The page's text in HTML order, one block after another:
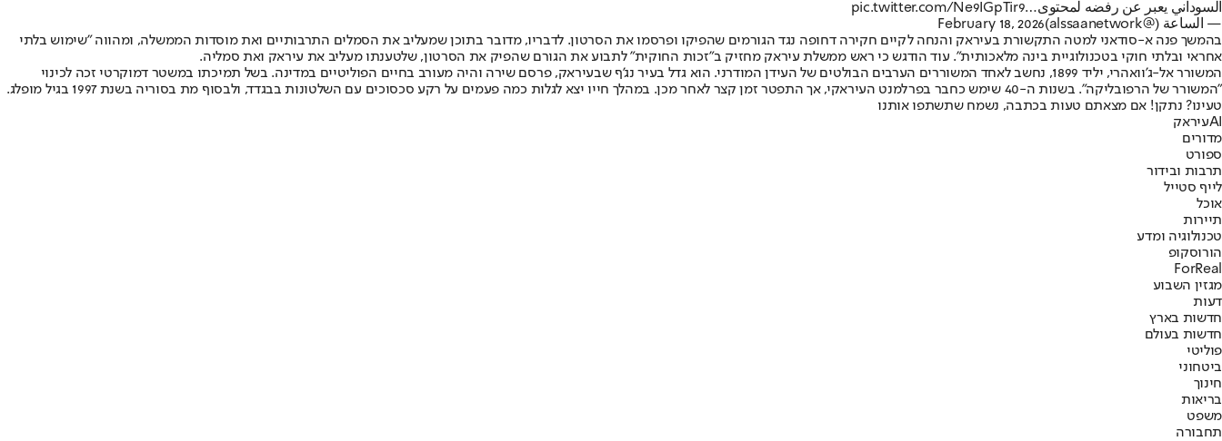
السوداني يعبر عن رفضه لمحتوى…pic.twitter.com/Ne9IGpTir9
— الساعة (@alssaanetwork)
February 18, 2026
בהמשך פנה א-סודאני למטה התקשורת בעיראק והנחה לקיים חקירה דחופה נגד הגורמים שהפיקו ופרסמו את הסרטון. לדבריו, מדובר בתוכן שמעליב את הסמלים התרבותיים ואת מוסדות הממשלה, ומהווה "שימוש בלתי
אחראי ובלתי חוקי בטכנולוגיית בינה מלאכותית". עוד הודגש כי ראש ממשלת עיראק מחזיק ב"זכות החוקית" לתבוע את הגורם שהפיק את הסרטון, שלטענתו מעליב את עיראק ואת סמליה.
המשורר אל-ג'וואהרי, יליד 1899, נחשב לאחד המשוררים הערבים הבולטים של העידן המודרני. הוא גדל בעיר נג'ף שבעיראק, פרסם שירה והיה מעורב בחיים הפוליטיים במדינה. בשל תמיכתו במשטר דמוקרטי זכה לכינוי
"המשורר של הרפובליקה". בשנות ה-40 שימש כחבר בפרלמנט העיראקי, אך התפטר זמן קצר לאחר מכן. במהלך חייו יצא לגלות כמה פעמים על רקע סכסוכים עם השלטונות בבגדד, ולבסוף מת בסוריה בשנת 1997 בגיל מופלג.
טעינו? נתקן! אם מצאתם טעות בכתבה, נשמח שתשתפו אותנו
AIעיראק
מדורים
ספורט
תרבות ובידור
לייף סטייל
אוכל
תיירות
טכנולוגיה ומדע
הורוסקופ
ForReal
מגזין השבוע
דעות
חדשות בארץ
חדשות בעולם
פוליטי
ביטחוני
חינוך
בריאות
משפט
תחבורה